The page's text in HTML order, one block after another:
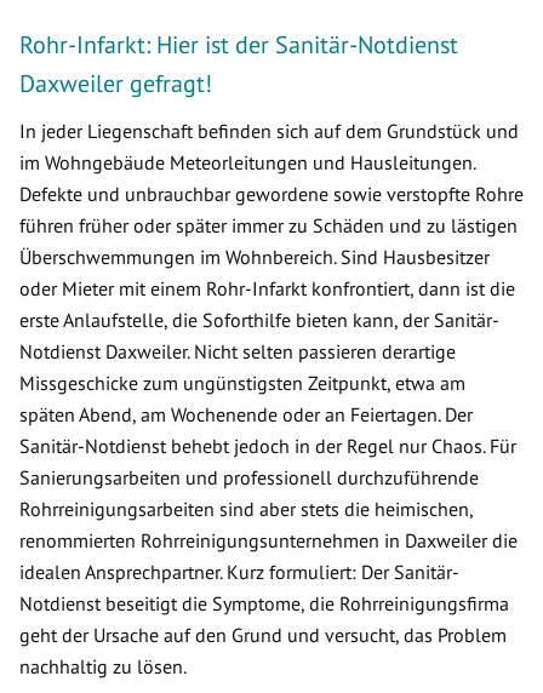
Rohr-Infarkt: Hier ist der Sanitär-Notdienst
Daxweiler gefragt!
In jeder Liegenschaft befinden sich auf dem Grundstück und
im Wohngebäude Meteorleitungen und Hausleitungen.
Defekte und unbrauchbar gewordene sowie verstopfte Rohre
führen früher oder später immer zu Schäden und zu lästigen
Überschwemmungen im Wohnbereich. Sind Hausbesitzer
oder Mieter mit einem Rohr-Infarkt konfrontiert, dann ist die
erste Anlaufstelle, die Soforthilfe bieten kann, der Sanitär-
Notdienst Daxweiler. Nicht selten passieren derartige
Missgeschicke zum ungünstigsten Zeitpunkt, etwa am
späten Abend, am Wochenende oder an Feiertagen. Der
Sanitär-Notdienst behebt jedoch in der Regel nur Chaos. Für
Sanierungsarbeiten und professionell durchzuführende
Rohrreinigungsarbeiten sind aber stets die heimischen,
renommierten Rohrreinigungsunternehmen in Daxweiler die
idealen Ansprechpartner. Kurz formuliert: Der Sanitär-
Notdienst beseitigt die Symptome, die Rohrreinigungsfirma
geht der Ursache auf den Grund und versucht, das Problem
nachhaltig zu lösen.